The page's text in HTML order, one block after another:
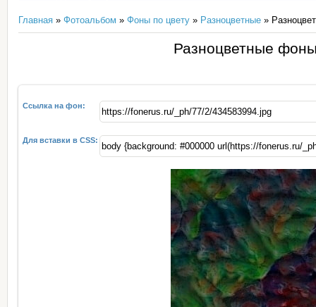
Главная » Фотоальбом » Фоны по цвету » Разноцветные »
Разноцветные
Ссылка на фон:
Для вставки в CSS: